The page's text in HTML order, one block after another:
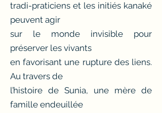
tradi-praticiens et les initiés kanaké
peuvent agir
sur le monde invisible pour
préserver les vivants
en favorisant une rupture des liens.
Au travers de
l’histoire de Sunia, une mère de
famille endeuillée